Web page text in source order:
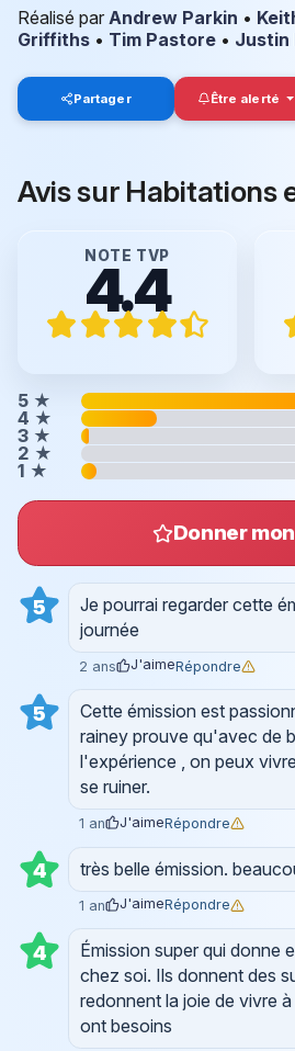
Réalisé par Andrew Parkin •
Griffiths • Tim Pastore • Justin
Partager Être alerté
Avis sur Habitations
NOTE TVP
4.4
5 ★
4 ★
3 ★
2 ★
1 ★
Donner
5
Je pourrai regarder cette
journée
2 ans J'aimeRépondre
5
Cette émission est
rainey prouve qu'avec de
l'expérience , on peux
se ruiner.
1 an J'aimeRépondre
4 très belle émission.
1 an J'aimeRépondre
4
Émission super qui donne
chez soi. Ils donnent des
redonnent la joie de vivre
ont besoins